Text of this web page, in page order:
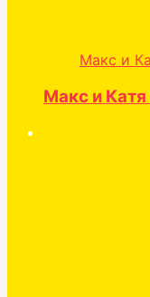
Макс и
Макс и Катя